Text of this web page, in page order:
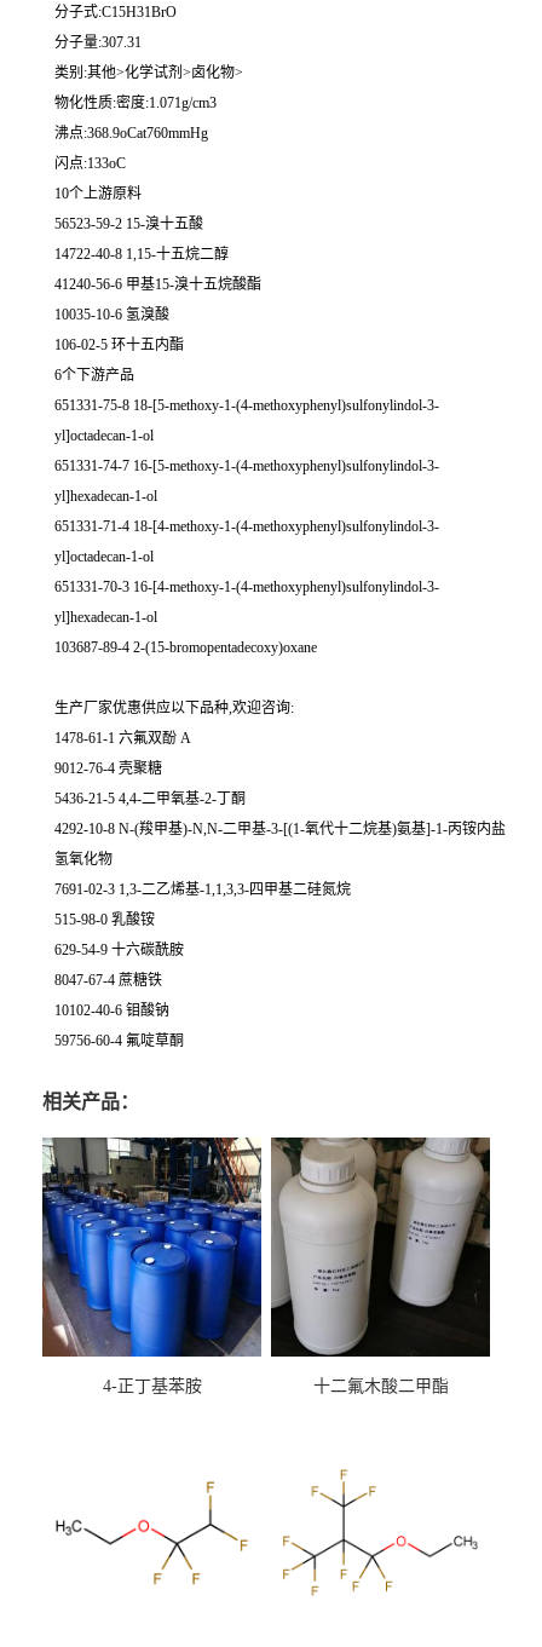
分子式:C15H31BrO
分子量:307.31
类别:其他>化学试剂>卤化物>
物化性质:密度:1.071g/cm3
沸点:368.9oCat760mmHg
闪点:133oC
10个上游原料
56523-59-2 15-溴十五酸
14722-40-8 1,15-十五烷二醇
41240-56-6 甲基15-溴十五烷酸酯
10035-10-6 氢溴酸
106-02-5 环十五内酯
6个下游产品
651331-75-8 18-[5-methoxy-1-(4-methoxyphenyl)sulfonylindol-3-
yl]octadecan-1-ol
651331-74-7 16-[5-methoxy-1-(4-methoxyphenyl)sulfonylindol-3-
yl]hexadecan-1-ol
651331-71-4 18-[4-methoxy-1-(4-methoxyphenyl)sulfonylindol-3-
yl]octadecan-1-ol
651331-70-3 16-[4-methoxy-1-(4-methoxyphenyl)sulfonylindol-3-
yl]hexadecan-1-ol
103687-89-4 2-(15-bromopentadecoxy)oxane
生产厂家优惠供应以下品种,欢迎咨询:
1478-61-1 六氟双酚 A
9012-76-4 壳聚糖
5436-21-5 4,4-二甲氧基-2-丁酮
4292-10-8 N-(羧甲基)-N,N-二甲基-3-[(1-氧代十二烷基)氨基]-1-丙铵内盐
氢氧化物
7691-02-3 1,3-二乙烯基-1,1,3,3-四甲基二硅氮烷
515-98-0 乳酸铵
629-54-9 十六碳酰胺
8047-67-4 蔗糖铁
10102-40-6 钼酸钠
59756-60-4 氟啶草酮
相关产品：
4-正丁基苯胺 十二氟木酸二甲酯